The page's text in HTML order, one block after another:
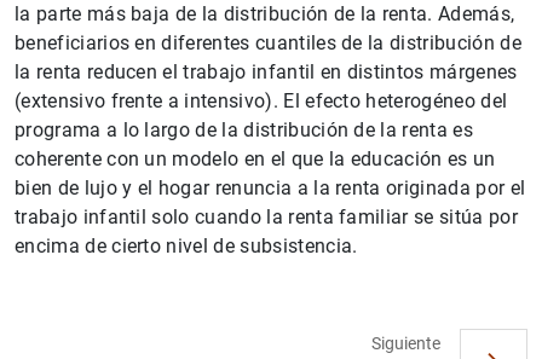
la parte más baja de la distribución de la renta. Además,
beneficiarios en diferentes cuantiles de la distribución de
la renta reducen el trabajo infantil en distintos márgenes
(extensivo frente a intensivo). El efecto heterogéneo del
programa a lo largo de la distribución de la renta es
coherente con un modelo en el que la educación es un
bien de lujo y el hogar renuncia a la renta originada por el
trabajo infantil solo cuando la renta familiar se sitúa por
encima de cierto nivel de subsistencia.
Siguiente